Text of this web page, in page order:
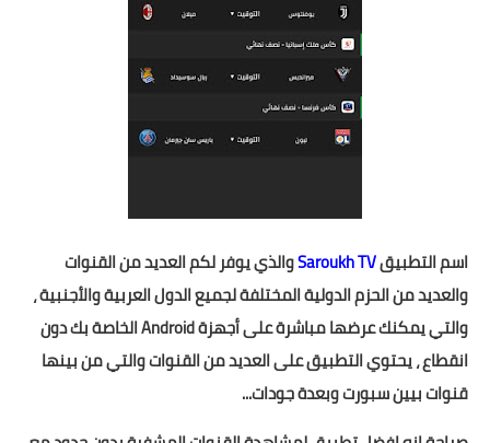
اسم التطبيقSaroukh TVوالذي يوفر لكم العديد من القنوات
والعديد من الحزم الدولية المختلفة لجميع الدول العربية والأجنبية ،
والتي يمكنك عرضها مباشرة على أجهزة Android الخاصة بك دون
انقطاع ، يحتوي التطبيق على العديد من القنوات والتي من بينها
قنوات بيين سبورت وبعدة جودات...